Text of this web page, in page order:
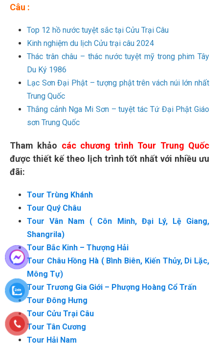
Câu :
Top 12 hồ nước tuyệt sắc tại Cửu Trại Câu
Kinh nghiệm du lịch Cửu trại câu 2024
Thác trân châu – thác nước tuyệt mỹ trong phim Tây
Du Ký 1986
Lạc Sơn Đại Phật – tượng phật trên vách núi lớn nhất
Trung Quốc
Thắng cảnh Nga Mi Sơn – tuyệt tác Tứ Đại Phật Giáo
sơn Trung Quốc
Tham khảo các chương trình Tour Trung Quốc
được thiết kế theo lịch trình tốt nhất với nhiều ưu
đãi:
Tour Trùng Khánh
Tour Quý Châu
Tour Vân Nam ( Côn Minh, Đại Lý, Lệ Giang,
Shangrila)
Tour Bắc Kinh – Thượng Hải
Tour Châu Hồng Hà ( Bình Biên, Kiến Thủy, Di Lặc,
Mông Tự)
Tour Trương Gia Giới – Phượng Hoàng Cổ Trấn
Tour Đông Hưng
Tour Cửu Trại Câu
Tour Tân Cương
Tour Hải Nam